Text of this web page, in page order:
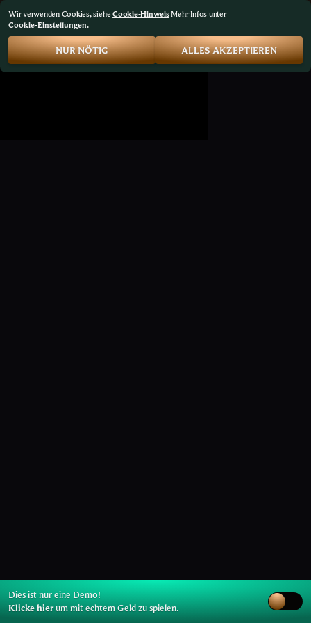
Dies ist nur eine Demo!
Klicke hierum mit echtem Geld zu spielen.
Wir verwenden Cookies, sieheCookie-HinweisMehr Infos unter
Cookie-Einstellungen.
NUR NÖTIG ALLES AKZEPTIEREN